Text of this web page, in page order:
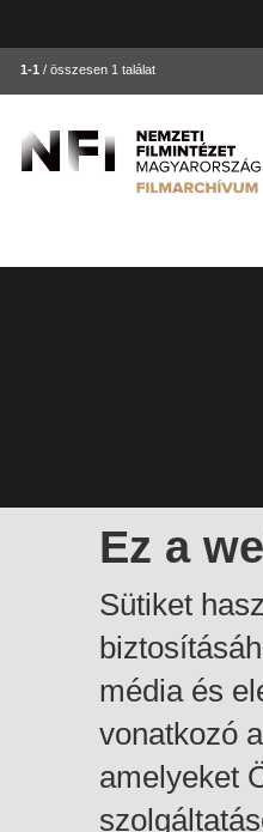
1-1 / összesen 1 találat
Ez a
Sütiket
média és
vonatkozó
amelyeket